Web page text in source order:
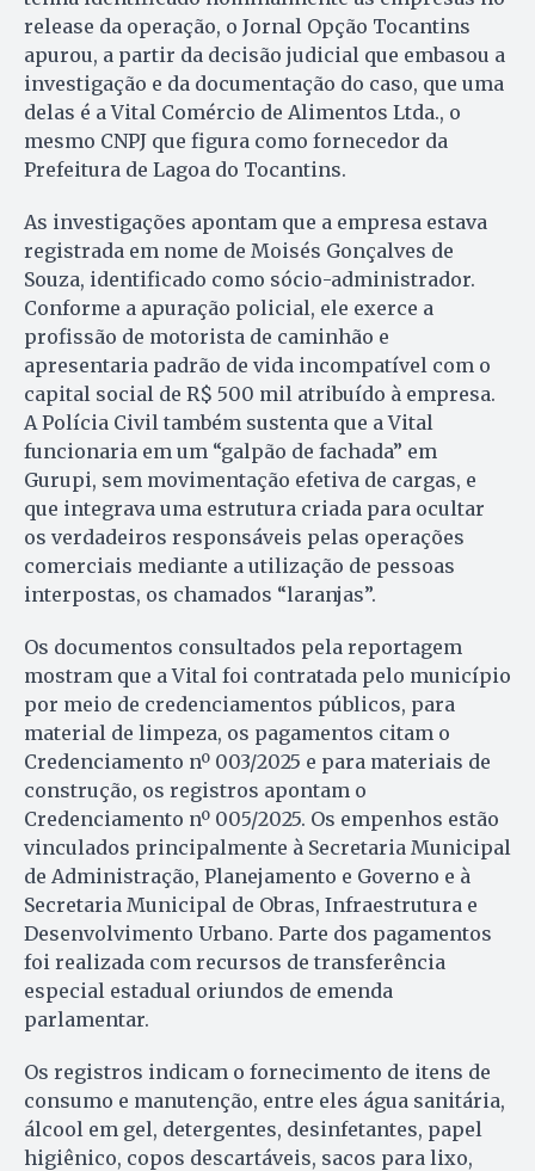
release da operação, o Jornal Opção Tocantins
apurou, a partir da decisão judicial que embasou a
investigação e da documentação do caso, que uma
delas é a Vital Comércio de Alimentos Ltda., o
mesmo CNPJ que figura como fornecedor da
Prefeitura de Lagoa do Tocantins.
As investigações apontam que a empresa estava
registrada em nome de Moisés Gonçalves de
Souza, identificado como sócio-administrador.
Conforme a apuração policial, ele exerce a
profissão de motorista de caminhão e
apresentaria padrão de vida incompatível com o
capital social de R$ 500 mil atribuído à empresa.
A Polícia Civil também sustenta que a Vital
funcionaria em um “galpão de fachada” em
Gurupi, sem movimentação efetiva de cargas, e
que integrava uma estrutura criada para ocultar
os verdadeiros responsáveis pelas operações
comerciais mediante a utilização de pessoas
interpostas, os chamados “laranjas”.
Os documentos consultados pela reportagem
mostram que a Vital foi contratada pelo município
por meio de credenciamentos públicos, para
material de limpeza, os pagamentos citam o
Credenciamento nº 003/2025 e para materiais de
construção, os registros apontam o
Credenciamento nº 005/2025. Os empenhos estão
vinculados principalmente à Secretaria Municipal
de Administração, Planejamento e Governo e à
Secretaria Municipal de Obras, Infraestrutura e
Desenvolvimento Urbano. Parte dos pagamentos
foi realizada com recursos de transferência
especial estadual oriundos de emenda
parlamentar.
Os registros indicam o fornecimento de itens de
consumo e manutenção, entre eles água sanitária,
álcool em gel, detergentes, desinfetantes, papel
higiênico, copos descartáveis, sacos para lixo,